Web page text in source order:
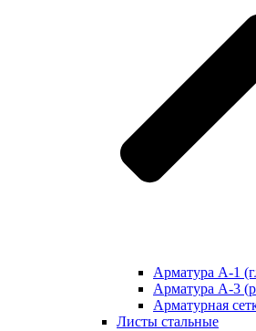
Арматура А-1
Арматура А-3
Арматурная
Листы стальные